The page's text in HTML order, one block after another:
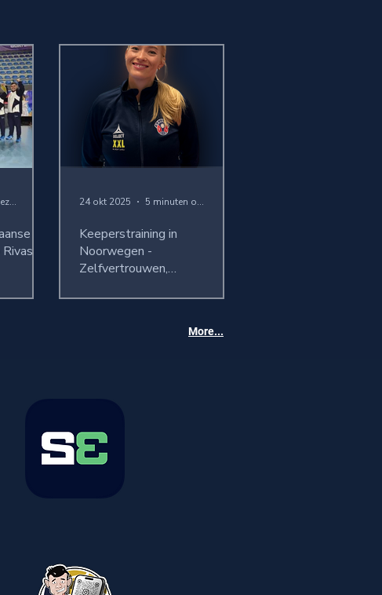
2 minuten om te lezen
Keeperstraining in
Noorwegen -
Zelfvertrouwen,
ontwikkelen
24 okt 2025 5 minuten om te lezen
More...